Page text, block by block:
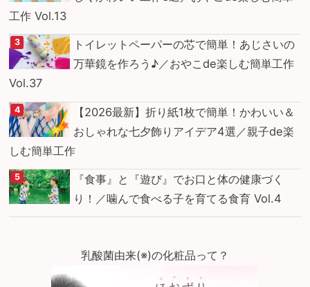
工作 Vol.13
トイレットペーパーの芯で簡単！あじさいの
万華鏡を作ろう♪／おやこde楽しむ簡単工作
Vol.37
【2026最新】折り紙1枚で簡単！かわいい＆
おしゃれな七夕飾りアイデア4選／親子de楽
しむ簡単工作
『食事』と『遊び』でお口と体の健康づく
り！／噛んで食べる子を育てる食育 Vol.4
乳酸菌由来(※)の化粧品って？